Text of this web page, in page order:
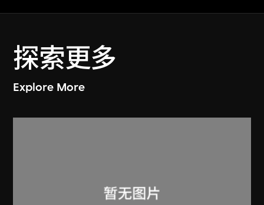
探索更多
Explore More